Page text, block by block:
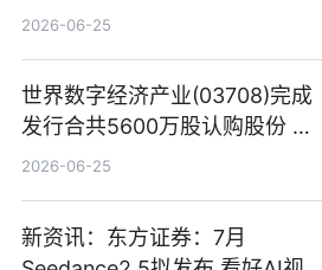
2026-06-25
世界数字经济产业(03708)完成
发行合共5600万股认购股份 净
筹约1007万港元 独家焦点
2026-06-25
新资讯：东方证券：7月